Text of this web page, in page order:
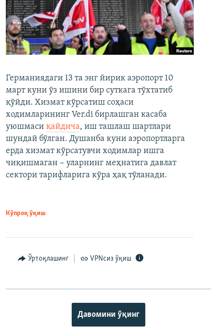
Германиядаги 13 та энг йирик аэропорт 10
март куни ўз ишини бир суткага тўхтатиб
қўйди. Хизмат кўрсатиш соҳаси
ходимларининг Ver.di бирлашган касаба
уюшмаси қайдича, иш ташлаш шартлари
шундай бўлган. Душанба куни аэропортларга
ерда хизмат кўрсатувчи ходимлар ишга
чиқишмаган − уларнинг меҳнатига давлат
сектори тарифларига кўра ҳақ тўланади.
Кўпроқ ўқиш
Ўртоқлашинг VPNсиз ўқиш
Давомини ўқинг